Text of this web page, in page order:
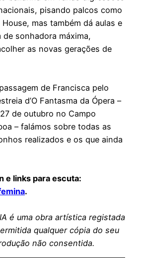
pisando palcos como
mas também dá aulas e
sonhadora máxima,
as novas gerações de
de Francisca pelo
d’O Fantasma da Ópera –
de outubro no Campo
– falámos sobre todas as
realizados e os que ainda
e links para escuta:
.
é uma obra artística registada
qualquer cópia do seu
não consentida.